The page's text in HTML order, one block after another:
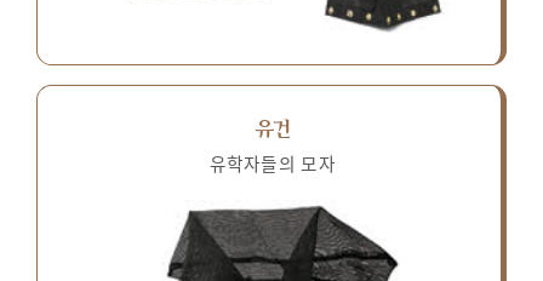
유건
유학자들의 모자